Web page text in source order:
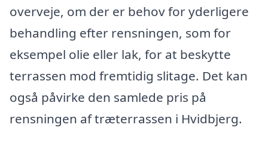
overveje, om der er behov for yderligere
behandling efter rensningen, som for
eksempel olie eller lak, for at beskytte
terrassen mod fremtidig slitage. Det kan
også påvirke den samlede pris på
rensningen af træterrassen i Hvidbjerg.